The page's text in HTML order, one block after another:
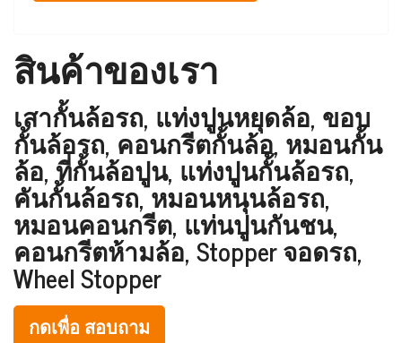
สินค้าของเรา
เสากั้นล้อรถ, แท่งปูนหยุดล้อ, ขอบ
กั้นล้อรถ, คอนกรีตกั้นล้อ, หมอนกั้น
ล้อ, ที่กั้นล้อปูน, แท่งปูนกั้นล้อรถ,
คันกั้นล้อรถ, หมอนหนุนล้อรถ,
หมอนคอนกรีต, แท่นปูนกันชน,
คอนกรีตห้ามล้อ, Stopper จอดรถ,
Wheel Stopper
กดเพื่อ สอบถาม